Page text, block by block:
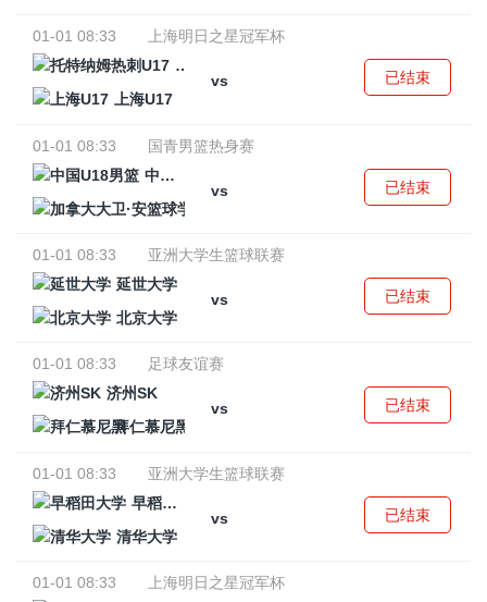
01-01 08:33
上海明日之星冠军杯
托特纳姆热刺U17
vs
上海U17
已结束
01-01 08:33
国青男篮热身赛
中国U18男篮
vs
已结束
01-01 08:33
亚洲大学生篮球联赛
延世大学
vs
北京大学
已结束
01-01 08:33
足球友谊赛
济州SK
vs
拜仁慕尼黑
已结束
01-01 08:33
亚洲大学生篮球联赛
早稻田大学
vs
清华大学
已结束
01-01 08:33
上海明日之星冠军杯